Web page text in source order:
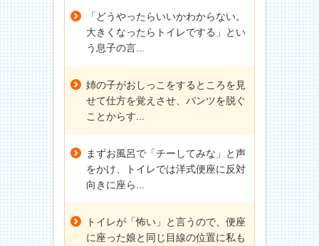
「どうやったらいいかわからない。
大きくなったらトイレでする」とい
う息子の言...
姉の子がおしっこをするところを見
せて仕方を覚えさせ、パンツを脱ぐ
ことからす...
まずお風呂で「チーしてみな」と声
をかけ、トイレでは洋式便座に反対
向きに座ら...
トイレが「怖い」と言うので、便座
に座った娘と同じ目線の位置に私も